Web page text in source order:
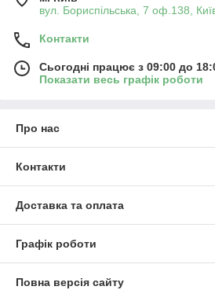
вул. Бориспільська, 7 оф.138,
Контакти
Сьогодні працює з 09:00 до
Показати весь графік роботи
Про нас
Контакти
Доставка та оплата
Графік роботи
Повна версія сайту